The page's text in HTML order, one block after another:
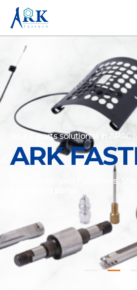
ARK
Micro
Macro
Our micro screws provide the
strength and lightweight
performance across diverse